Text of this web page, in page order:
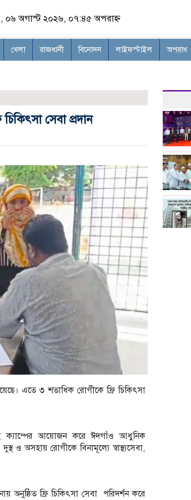
০৬ অগাস্ট ২০২৬, ০৭:৪৫ অপরাহ্ন
খেলা রাজধানী বিনোদন লাইফস্টাইল অপরাধ
সেবা প্রদান
এতে ৩ শতাধিক রোগীকে ফ্রি চিকিৎসা
ক্যাম্পের আয়োজন করে ঈদগাঁও আধুনিক
ও অসহায় রোগীকে বিনামূল্যে স্বাস্থ্যসেবা,
অনুষ্ঠিত ফ্রি চিকিৎসা সেবা পরিদর্শন করে